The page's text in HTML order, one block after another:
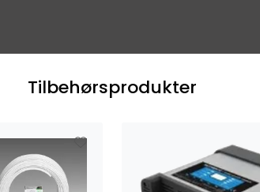
Tilbehørsprodukter